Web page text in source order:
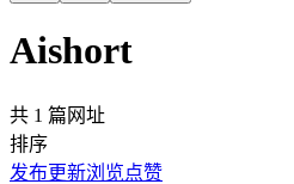
Aishort
共 1 篇网址
排序
发布更新浏览点赞